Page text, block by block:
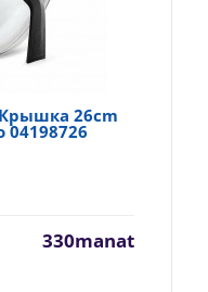
26cm
04198726
330manat